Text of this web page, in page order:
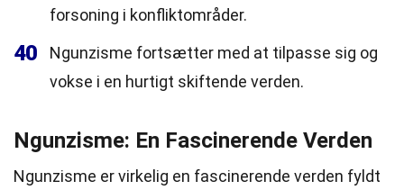
forsoning i konfliktområder.
40
Ngunzisme fortsætter med at tilpasse sig og
vokse i en hurtigt skiftende verden.
Ngunzisme: En Fascinerende Verden
Ngunzisme er virkelig en fascinerende verden fyldt